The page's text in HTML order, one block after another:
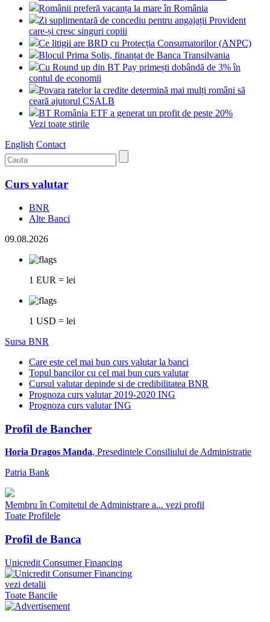
Românii preferă vacanța la mare în România
Zi suplimentară de concediu pentru angajații Provident
care-și cresc singuri copiii
Ce litigii are BRD cu Protecția Consumatorilor (ANPC)
Blocul Prima Solis, finanțat de Banca Transilvania
Cu Round up din BT Pay primești dobândă de 3% în
contul de economii
Povara ratelor la credite determină mai mulți români să
ceară ajutorul CSALB
BT România ETF a generat un profit de peste 20%
Vezi toate stirile
English Contact
Curs valutar
BNR
Alte Banci
09.08.2026
1 EUR = lei
1 USD = lei
Sursa BNR
Care este cel mai bun curs valutar la banci
Topul bancilor cu cel mai bun curs valutar
Cursul valutar depinde si de credibilitatea BNR
Prognoza curs valutar 2019-2020 ING
Prognoza curs valutar ING
Profil de Bancher
Horia Dragos Manda, Presedintele Consiliului de Administratie
Patria Bank
Membru în Comitetul de Administrare a... vezi profil
Toate Profilele
Profil de Banca
Unicredit Consumer Financing
vezi detalii
Toate Bancile